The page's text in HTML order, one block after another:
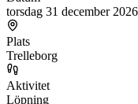
torsdag 31 december 2026
Plats
Trelleborg
Aktivitet
Löpning